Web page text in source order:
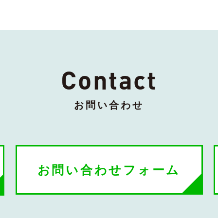
Contact
お問い合わせ
お問い合わせフォーム